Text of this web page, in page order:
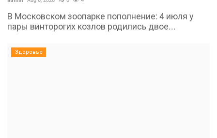
В Московском зоопарке пополнение: 4 июля у
пары винторогих козлов родились двое...
Здоровье